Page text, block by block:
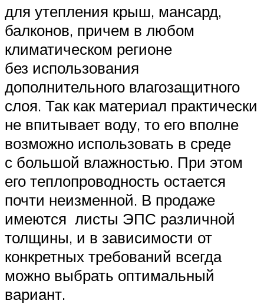
для утепления крыш, мансард,
балконов, причем в любом
климатическом регионе
без использования
дополнительного влагозащитного
слоя. Так как материал практически
не впитывает воду, то его вполне
возможно использовать в среде
с большой влажностью. При этом
его теплопроводность остается
почти неизменной. В продаже
имеются листы ЭПС различной
толщины, и в зависимости от
конкретных требований всегда
можно выбрать оптимальный
вариант.